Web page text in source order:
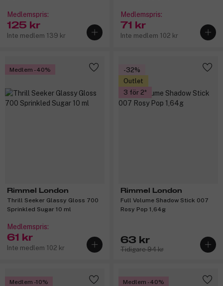
Medlemspris:
125 kr
Inte medlem 139 kr
Medlemspris:
71 kr
Inte medlem 102 kr
Medlem -40%
Rimmel London
Thrill Seeker Glassy Gloss 700
Sprinkled Sugar 10 ml
Medlemspris:
61 kr
Inte medlem 102 kr
-32%
Outlet
3 för 2
Rimmel London
Full Volume Shadow Stick 007
Rosy Pop 1,64g
63 kr
Tidigare 94 kr
Medlem -10% Medlem -40%